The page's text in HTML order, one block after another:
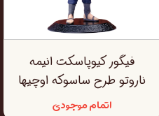
فیگور کیوپاسکت انیمه
ناروتو طرح ساسوکه اوچیها
اتمام موجودی